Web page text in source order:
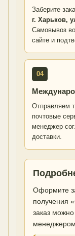
Заберите
г. Харьков,
Самовывоз
сайте и
04
Отправляем
почтовые
менеджер
доставки.
Оформите
получения
заказ
менеджером.